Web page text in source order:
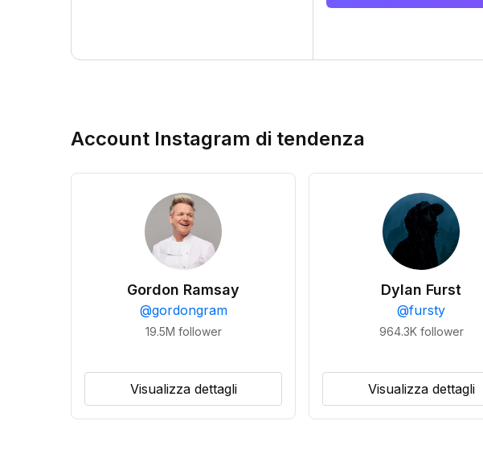
Account Instagram di tendenza
Gordon Ramsay
@gordongram
19.5M follower
Visualizza dettagli
Dylan Furst
@fursty
964.3K follower
Visualizza dettagli